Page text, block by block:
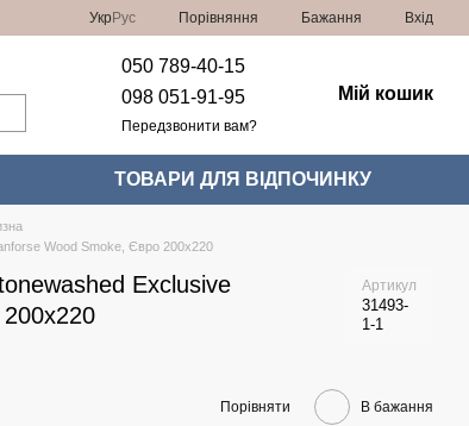
УкрРус Порівняння Бажання Вхід
050 789-40-15
098 051-91-95
Передзвонити вам?
Мій кошик
ТОВАРИ ДЛЯ ВІДПОЧИНКУ
Wood Smoke, Євро 200x220
Exclusive
Артикул
31493-
1-1
Порівняти В бажання